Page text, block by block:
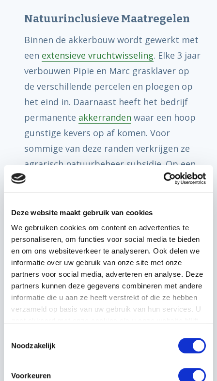
Deze website maakt gebruik van cookies
We gebruiken cookies om content en advertenties te
personaliseren, om functies voor social media te bieden
en om ons websiteverkeer te analyseren. Ook delen we
informatie over uw gebruik van onze site met onze
partners voor social media, adverteren en analyse. Deze
partners kunnen deze gegevens combineren met andere
informatie die u aan ze heeft verstrekt of die ze hebben
verzameld op basis van uw gebruik van hun services. U
Noodzakelijk
Voorkeuren
Natuurinclusieve Maatregelen
Binnen de akkerbouw wordt gewerkt met
een extensieve vruchtwisseling. Elke 3 jaar
verbouwen Pipie en Marc grasklaver op
de verschillende percelen en ploegen op
het eind in. Daarnaast heeft het bedrijf
permanente akkerranden waar een hoop
gunstige kevers op af komen. Voor
sommige van deze randen verkrijgen ze
agrarisch natuurbeheer subsidie. Op een
perceel is
ingezaaid.
De mix bestaat uit gras, klaver en dertien
andere kruiden. Het eerste voordeel is al
gelijk duidelijk; de koeien stormen op de
meest smakelijke kruiden af.
Binnen de rotatie zijn er twee vogelakkers
voor drie jaar. Hier worden stroken
luzerne met kruidenland afgewisseld.
Door aangepast maaibeleidverkrijgen ze
subsidie voor weidevogelbeheer. Het
subsidie, volgens Pipie. Het grootste